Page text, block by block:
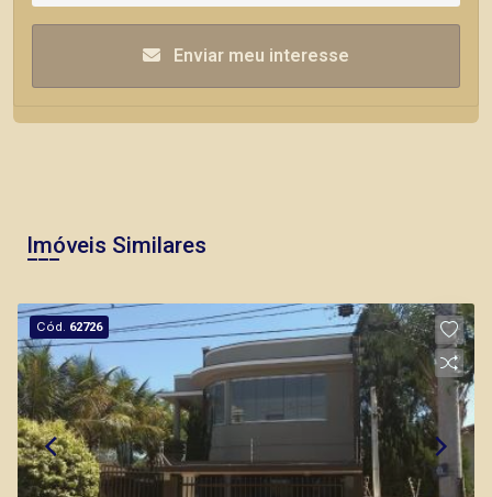
Enviar meu interesse
Imóveis Similares
Cód. 62726